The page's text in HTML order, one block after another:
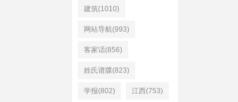
建筑(1010)
网站导航(993)
客家话(856)
姓氏谱牒(823)
学报(802) 江西(753)